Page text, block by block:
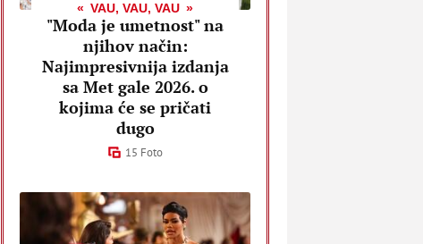
VAU, VAU, VAU
"Moda je umetnost" na
njihov način:
Najimpresivnija izdanja
sa Met gale 2026. o
kojima će se pričati
dugo
15 Foto